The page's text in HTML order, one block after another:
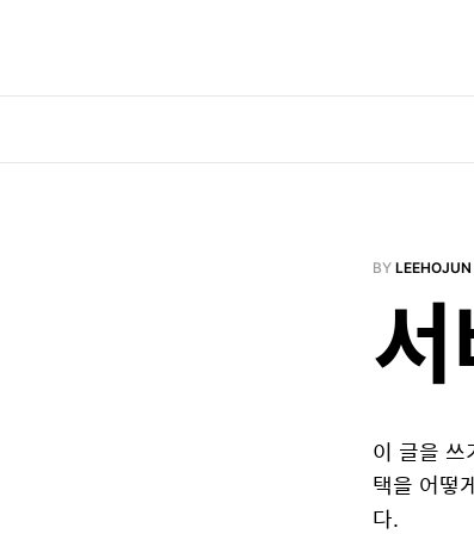
BY LEEHOJUN
이 글을 쓰
택을 어떻
다.